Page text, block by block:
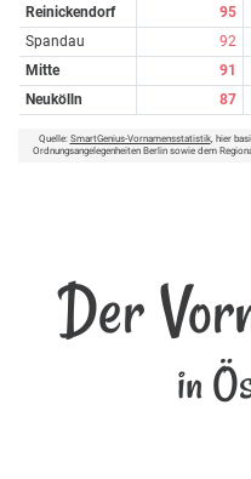
Reinickendorf 95
Spandau
92
Mitte
91
Neukölln
87
Quelle: SmartGenius-Vornamensstatistik, hier
Ordnungsangelegenheiten Berlin sowie dem
Der
in